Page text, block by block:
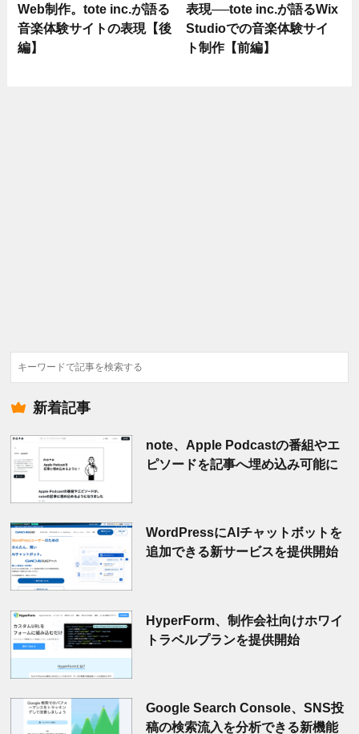
Web制作。tote inc.が語る
音楽体験サイトの表現【後
編】
表現──tote inc.が語るWix
Studioでの音楽体験サイ
ト制作【前編】
検
索
新着記事
note、Apple Podcastの番組やエ
ピソードを記事へ埋め込み可能に
WordPressにAIチャットボットを
追加できる新サービスを提供開始
HyperForm、制作会社向けホワイ
トラベルプランを提供開始
Google Search Console、SNS投
稿の検索流入を分析できる新機能